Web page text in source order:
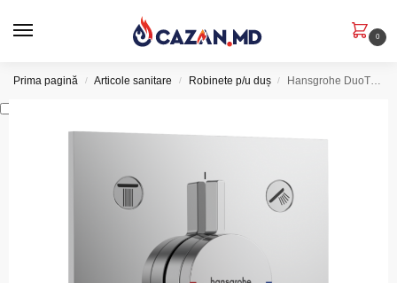
0
Prima pagină / Articole sanitare / Robinete p/u duș / Hansgrohe DuoTurn E – Baterie incastrata cu 2 functii crom